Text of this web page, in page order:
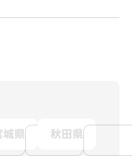
城県
秋田県